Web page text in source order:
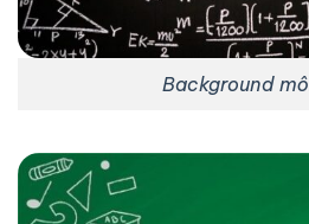
Background